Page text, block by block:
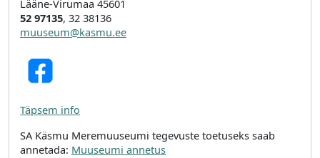
Lääne-Virumaa 45601
52 97135, 32 38136
muuseum@kasmu.ee
Täpsem info
SA Käsmu Meremuuseumi tegevuste toetuseks saab
annetada: Muuseumi annetus